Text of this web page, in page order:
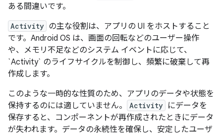
ある間違いです。
Activity の主な役割は、アプリの UI をホストすること
です。Android OS は、画面の回転などのユーザー操作
や、メモリ不足などのシステム イベントに応じて、
`Activity` のライフサイクルを制御し、頻繁に破棄して再
作成します。
このような一時的な性質のため、アプリのデータや状態を
保持するのには適していません。
Activity にデータを
保存すると、コンポーネントが再作成されたときにデータ
が失われます。データの永続性を確保し、安定したユーザ